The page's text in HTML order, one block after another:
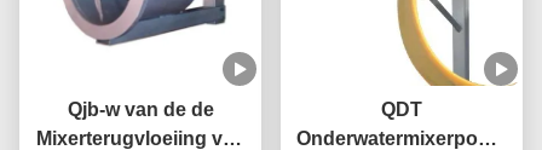
Qjb-w van de de
Mixerterugvloeiing van
QDT
Onderwatermixerpomp